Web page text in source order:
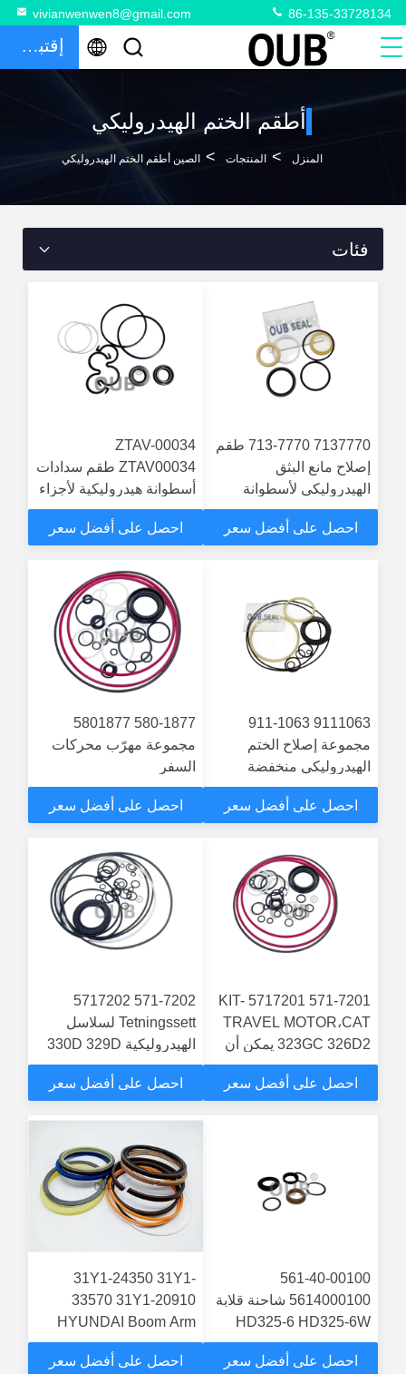
vivianwenwen8@gmail.com 86-135-33728134
إقتباس
أطقم الختم الهيدروليكي
المنزل > المنتجات > الصين أطقم الختم الهيدروليكي
فئات
7137770 713-7770 طقم
إصلاح مانع البثق
الهيدروليكي لأسطوانة
الحفار الهيدروليكية قطع
غيار بديلة
احصل على أفضل سعر
ZTAV-00034
ZTAV00034 طقم سدادات
أسطوانة هيدروليكية لأجزاء
770، 772، 773B، 773D،
773E، 773F
احصل على أفضل سعر
9111063 911-1063
مجموعة إصلاح الختم
الهيدروليكي منخفضة
الاحتكاك لخدمة صيانة
الصهارة الهيدروليكية
احصل على أفضل سعر
580-1877 5801877
مجموعة مهرّب محركات
السفر
احصل على أفضل سعر
571-7201 5717201 KIT-
TRAVEL MOTOR،CAT
323GC 326D2 يمكن أن
تتناسب
احصل على أفضل سعر
571-7202 5717202
Tetningssett لسلاسل
الهيدروليكية 330D 329D
احصل على أفضل سعر
561-40-00100
5614000100 شاحنة قلابة
HD325-6 HD325-6W
احصل على أفضل سعر
31Y1-24350 31Y1-
33570 31Y1-20910
HYUNDAI Boom Arm
Bucket Cylinder Seal Kit
31Y133570
احصل على أفضل سعر